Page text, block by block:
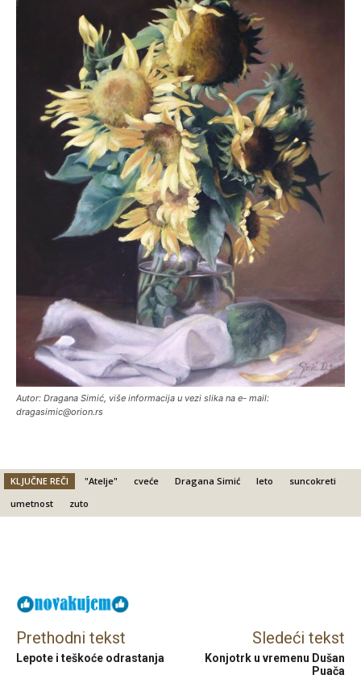
Autor: Dragana Simić, više informacija u vezi slika na e- mail:
dragasimic@orion.rs
KLJUČNE REČI "Atelje" cveće Dragana Simić leto
suncokreti
umetnost
zuto
Prethodni tekst
Lepote i teškoće odrastanja
Sledeći tekst
Konjotrk u vremenu Dušan
Puača